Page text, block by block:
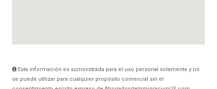
Esta información es suministrada para el uso personal solamente y no
se puede utilizar para cualquier propósito comercial sin el